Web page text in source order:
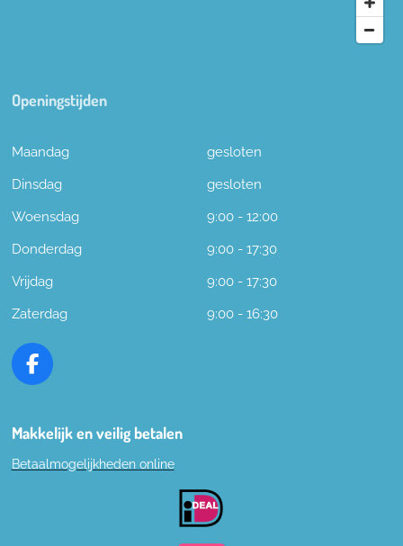
Openingstijden
Maandag
gesloten
Dinsdag
gesloten
Woensdag
9:00 - 12:00
Donderdag
9:00 - 17:30
Vrijdag
9:00 - 17:30
Zaterdag
9:00 - 16:30
F
e
o
Makkelijk en veilig betalen
Betaalmogelijkheden online